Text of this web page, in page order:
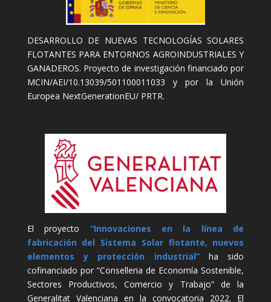
DESARROLLO DE NUEVAS TECNOLOGÍAS SOLARES
FLOTANTES PARA ENTORNOS AGROINDUSTRIALES Y
GANADEROS. Proyecto de investigación financiado por
MCIN/AEI/10.13039/501100011033 y por la Unión
Europea NextGenerationEU/ PRTR.
El proyecto “Innovaciones en la línea de
fabricación del Sistema Solar flotante, nuevos
elementos y protección industrial”ha sido
cofinanciado por “Conselleria de Economía Sostenible,
Sectores Productivos, Comercio y Trabajo” de la
Generalitat Valenciana en la convocatoria 2022. El